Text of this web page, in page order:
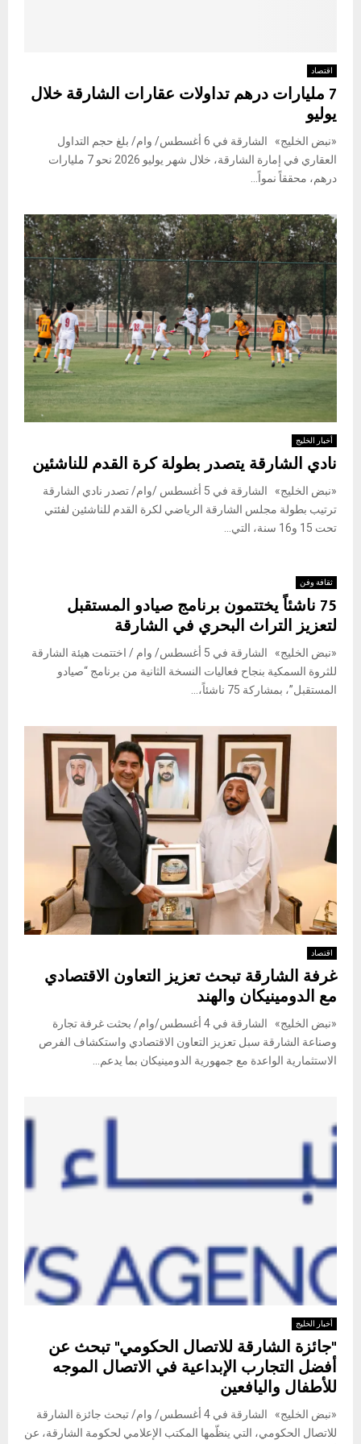
اقتصاد
7 مليارات درهم تداولات عقارات الشارقة خلال
يوليو
«نبض الخليج» الشارقة في 6 أغسطس/ وام/ بلغ حجم التداول
العقاري في إمارة الشارقة، خلال شهر يوليو 2026 نحو 7 مليارات
درهم، محققاً نمواً...
أخبار الخليج
نادي الشارقة يتصدر بطولة كرة القدم للناشئين
«نبض الخليج» الشارقة في 5 أغسطس /وام/ تصدر نادي الشارقة
ترتيب بطولة مجلس الشارقة الرياضي لكرة القدم للناشئين لفئتي
تحت 15 و16 سنة، التي...
ثقافة وفن
75 ناشئاً يختتمون برنامج صيادو المستقبل
لتعزيز التراث البحري في الشارقة
«نبض الخليج» الشارقة في 5 أغسطس/ وام / اختتمت هيئة الشارقة
للثروة السمكية بنجاح فعاليات النسخة الثانية من برنامج “صيادو
المستقبل”، بمشاركة 75 ناشئاً،...
اقتصاد
غرفة الشارقة تبحث تعزيز التعاون الاقتصادي
مع الدومينيكان والهند
«نبض الخليج» الشارقة في 4 أغسطس/وام/ بحثت غرفة تجارة
وصناعة الشارقة سبل تعزيز التعاون الاقتصادي واستكشاف الفرص
الاستثمارية الواعدة مع جمهورية الدومينيكان بما يدعم...
أخبار الخليج
"جائزة الشارقة للاتصال الحكومي" تبحث عن
أفضل التجارب الإبداعية في الاتصال الموجه
للأطفال واليافعين
«نبض الخليج» الشارقة في 4 أغسطس/ وام/ تبحث جائزة الشارقة
للاتصال الحكومي، التي ينظّمها المكتب الإعلامي لحكومة الشارقة، عن